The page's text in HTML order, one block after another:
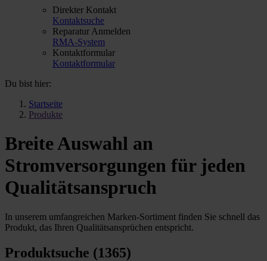
Direkter Kontakt
Kontaktsuche
Reparatur Anmelden
RMA-System
Kontaktformular
Kontaktformular
Du bist hier:
Startseite
Produkte
Breite Auswahl an
Stromversorgungen für jeden
Qualitätsanspruch
In unserem umfangreichen Marken-Sortiment finden Sie schnell das
Produkt, das Ihren Qualitätsansprüchen entspricht.
Produktsuche (1365)